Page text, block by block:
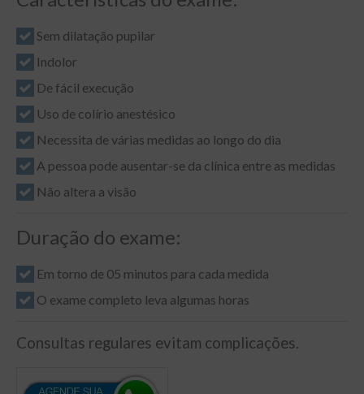
Sem dilatação pupilar
Indolor
De fácil execução
Uso de colírio anestésico
Necessita de várias medidas ao longo do dia
A pessoa pode ausentar-se da clínica entre as medidas
Não altera a visão
Duração do exame:
Em torno de 05 minutos para cada medida
O exame completo leva algumas horas
Consultas regulares evitam complicações.